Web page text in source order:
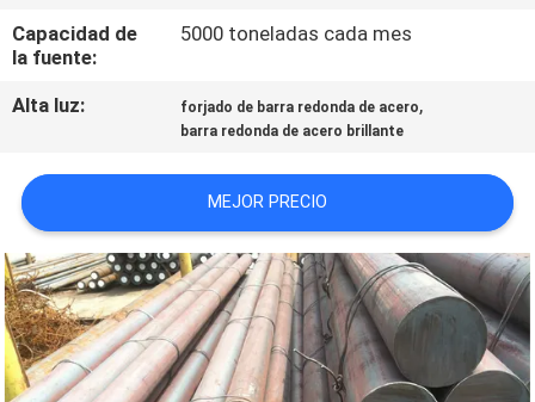
NOTICIAS
CASOS
COMPANY
NEWS
MAPA
DEL
SITIO
Capacidad de
la fuente:
5000 toneladas cada mes
Alta luz: forjado de barra redonda de acero,
barra redonda de acero brillante
MEJOR PRECIO